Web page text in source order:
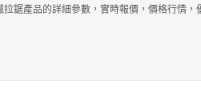
拉鋸產品的詳細參數，實時報價，價格行情，